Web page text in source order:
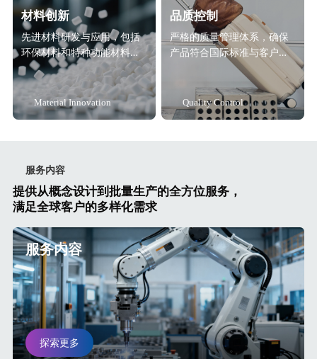
材料创新
先进材料研发与应用，包括
环保材料和特种功能材料解
决方案。
Material Innovation
品质控制
严格的质量管理体系，确保
产品符合国际标准与客户要
Quality Control
服务内容
提供从概念设计到批量生产的全方位服务，
满足全球客户的多样化需求
服务内容
探索更多